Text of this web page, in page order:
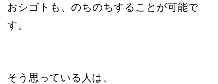
おシゴトも、のちのちすることが可能で
す。
そう思っている人は、